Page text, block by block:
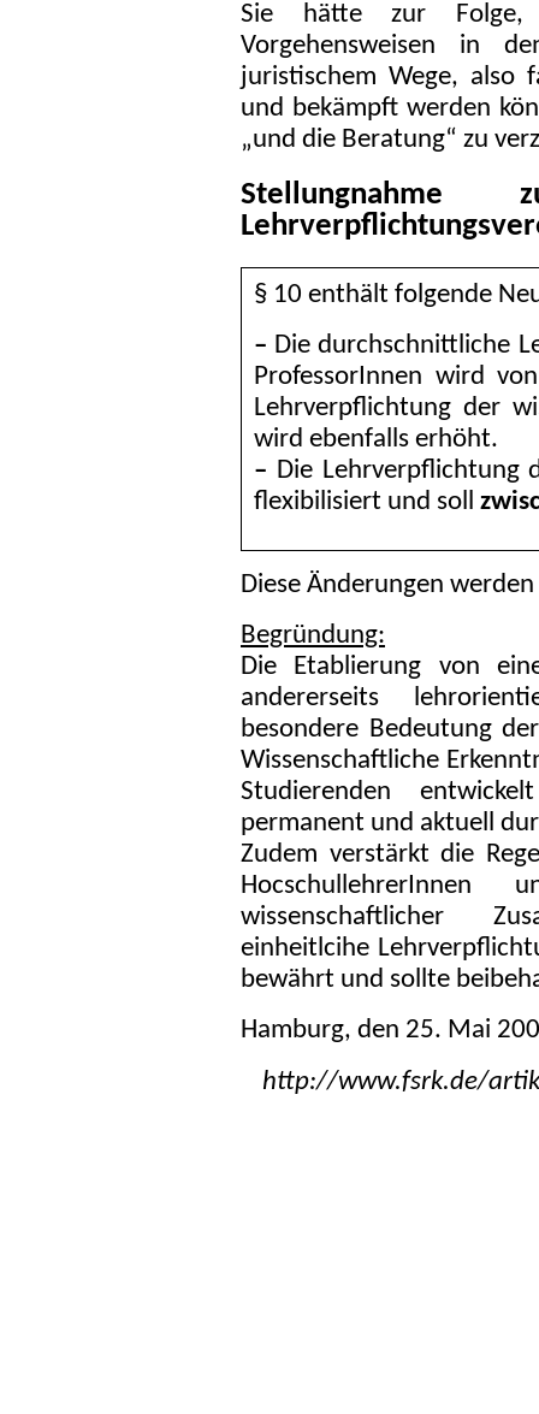
Sie hätte zur Folge,
Vorgehensweisen in
juristischem Wege, also
und bekämpft werden
„und die Beratung“ zu
§ 10 enthält folgende
– Die durchschnittliche
ProfessorInnen wird
Lehrverpflichtung der
wird ebenfalls erhöht.
– Die Lehrverpflichtung
flexibilisiert und soll
Diese Änderungen
Begründung:
Die Etablierung von
andererseits
besondere Bedeutung
Wissenschaftliche
Studierenden
permanent und aktuell
Zudem verstärkt die
wissenschaftlicher
einheitlcihe
bewährt und sollte
Hamburg, den 25. Mai
http://www.fsrk.de/